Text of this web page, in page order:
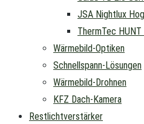
JSA Nightlux
ThermTec
Wärmebild-Optiken
Schnellspann-Lösungen
Wärmebild-Drohnen
KFZ Dach-Kamera
Restlichtverstärker